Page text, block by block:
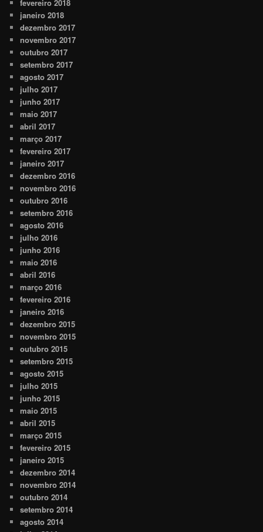
fevereiro 2018
janeiro 2018
dezembro 2017
novembro 2017
outubro 2017
setembro 2017
agosto 2017
julho 2017
junho 2017
maio 2017
abril 2017
março 2017
fevereiro 2017
janeiro 2017
dezembro 2016
novembro 2016
outubro 2016
setembro 2016
agosto 2016
julho 2016
junho 2016
maio 2016
abril 2016
março 2016
fevereiro 2016
janeiro 2016
dezembro 2015
novembro 2015
outubro 2015
setembro 2015
agosto 2015
julho 2015
junho 2015
maio 2015
abril 2015
março 2015
fevereiro 2015
janeiro 2015
dezembro 2014
novembro 2014
outubro 2014
setembro 2014
agosto 2014